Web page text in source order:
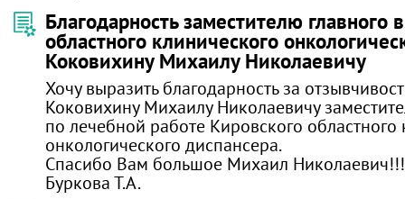
Благодарность заместителю главного
областного клинического
Коковихину Михаилу Николаевичу
Хочу выразить благодарность за
Коковихину Михаилу Николаевичу
по лечебной работе Кировского областного
онкологического диспансера.
Спасибо Вам большое Михаил
Буркова Т.А.